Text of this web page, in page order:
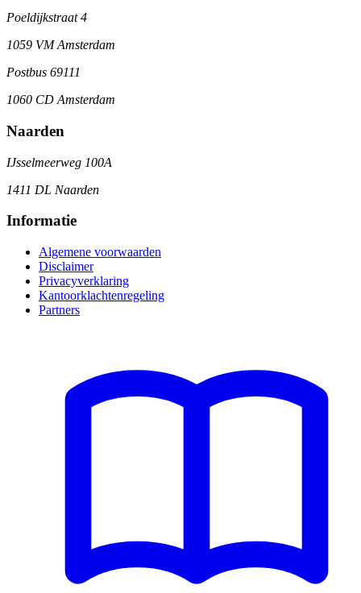
Poeldijkstraat 4
1059 VM Amsterdam
Postbus 69111
1060 CD Amsterdam
Naarden
IJsselmeerweg 100A
1411 DL Naarden
Informatie
Algemene voorwaarden
Disclaimer
Privacyverklaring
Kantoorklachtenregeling
Partners